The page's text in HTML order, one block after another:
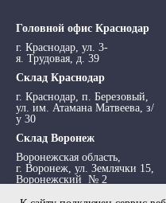
Головной офис Краснодар
г. Краснодар, ул. 3-
я. Трудовая, д. 39
Склад Краснодар
г. Краснодар, п. Березовый,
ул. им. Атамана Матвеева, з/
у 30
Склад Воронеж
Воронежская область,
г. Воронеж, ул. Землячки 15,
Воронежский № 2